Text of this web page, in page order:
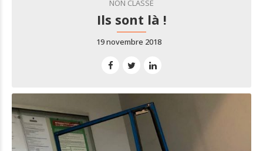
NON CLASSÉ
Ils sont là !
19 novembre 2018